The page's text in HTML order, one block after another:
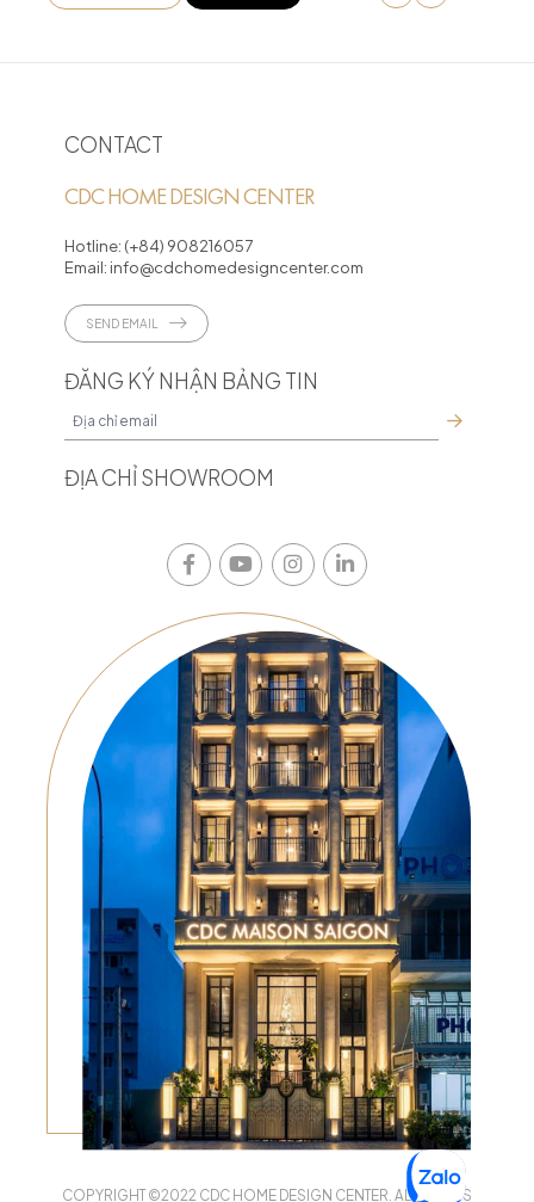
CONTACT
CDC HOME DESIGN CENTER
Hotline: (+84) 908216057
Email: info@cdchomedesigncenter.com
SEND EMAIL
ĐĂNG KÝ NHẬN BẢNG TIN
ĐỊA CHỈ SHOWROOM
COPYRIGHT ©2022 CDC HOME DESIGN CENTER. ALL RIGHTS